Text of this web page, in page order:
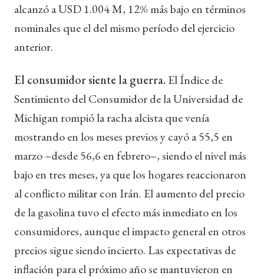
alcanzó a USD 1.004 M, 12% más bajo en términos
nominales que el del mismo período del ejercicio
anterior.
El consumidor siente la guerra. El Índice de
Sentimiento del Consumidor de la Universidad de
Michigan rompió la racha alcista que venía
mostrando en los meses previos y cayó a 55,5 en
marzo –desde 56,6 en febrero–, siendo el nivel más
bajo en tres meses, ya que los hogares reaccionaron
al conflicto militar con Irán. El aumento del precio
de la gasolina tuvo el efecto más inmediato en los
consumidores, aunque el impacto general en otros
precios sigue siendo incierto. Las expectativas de
inflación para el próximo año se mantuvieron en